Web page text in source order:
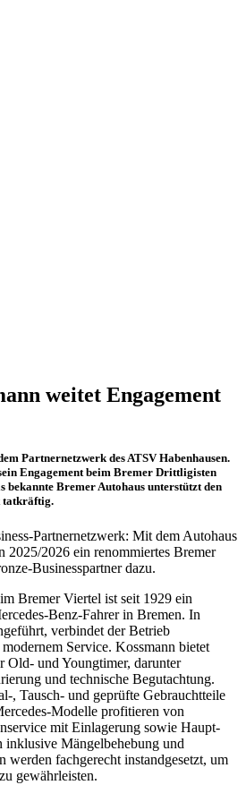
weitet Engagement
Partnernetzwerk des ATSV Habenhausen.
Engagement beim Bremer Drittligisten
bekannte Bremer Autohaus unterstützt den
tatkräftig.
Partnernetzwerk: Mit dem Autohaus
2025/2026 ein renommiertes Bremer
Businesspartner dazu.
Bremer Viertel ist seit 1929 ein
Benz-Fahrer in Bremen. In
verbindet der Betrieb
Service. Kossmann bietet
Old- und Youngtimer, darunter
und technische Begutachtung.
, Tausch- und geprüfte Gebrauchtteile
Modelle profitieren von
mit Einlagerung sowie Haupt-
inklusive Mängelbehebung und
werden fachgerecht instandgesetzt, um
gewährleisten.